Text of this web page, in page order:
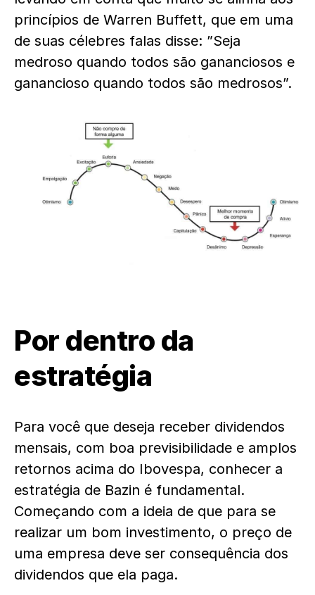
princípios de Warren Buffett, que em uma
de suas célebres falas disse: ”Seja
medroso quando todos são gananciosos e
ganancioso quando todos são medrosos”.
Por dentro da
estratégia
Para você que deseja receber dividendos
mensais, com boa previsibilidade e amplos
retornos acima do Ibovespa, conhecer a
estratégia de Bazin é fundamental.
Começando com a ideia de que para se
realizar um bom investimento, o preço de
uma empresa deve ser consequência dos
dividendos que ela paga.